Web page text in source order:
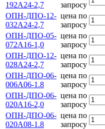
192А24-2,7
запросу
ОПН-ДПО-12-
032А24-2,7
цена по
запросу
ОПН-ДПО-05-
072А16-1,0
цена по
запросу
ОПН-ДПО-12-
028А24-2,7
цена по
запросу
ОПН-ДПО-06-
006А06-1.8
цена по
запросу
ОПН-ДПО-06-
020А16-2,0
цена по
запросу
ОПН-ДПО-06-
020А08-1.8
цена по
запросу